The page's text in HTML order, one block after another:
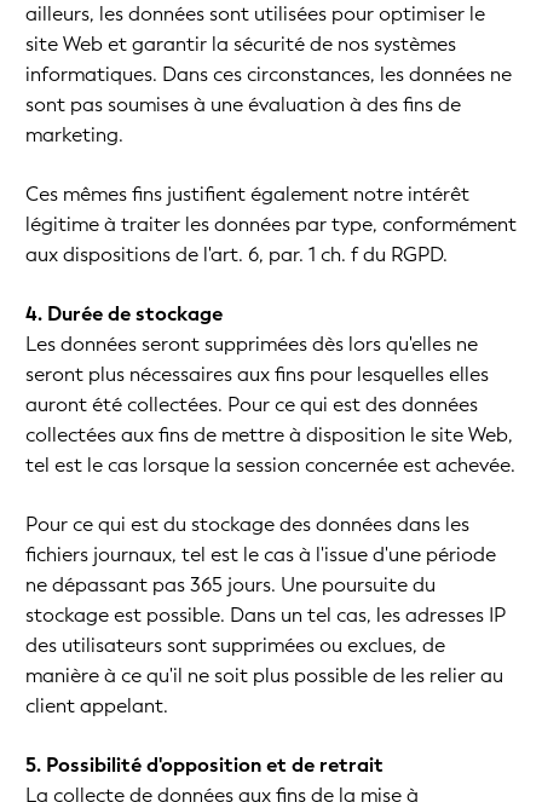
ailleurs, les données sont utilisées pour optimiser le
site Web et garantir la sécurité de nos systèmes
informatiques. Dans ces circonstances, les données ne
sont pas soumises à une évaluation à des fins de
marketing.
Ces mêmes fins justifient également notre intérêt
légitime à traiter les données par type, conformément
aux dispositions de l'art. 6, par. 1 ch. f du RGPD.
4. Durée de stockage
Les données seront supprimées dès lors qu'elles ne
seront plus nécessaires aux fins pour lesquelles elles
auront été collectées. Pour ce qui est des données
collectées aux fins de mettre à disposition le site Web,
tel est le cas lorsque la session concernée est achevée.
Pour ce qui est du stockage des données dans les
fichiers journaux, tel est le cas à l'issue d'une période
ne dépassant pas 365 jours. Une poursuite du
stockage est possible. Dans un tel cas, les adresses IP
des utilisateurs sont supprimées ou exclues, de
manière à ce qu'il ne soit plus possible de les relier au
client appelant.
5. Possibilité d'opposition et de retrait
La collecte de données aux fins de la mise à